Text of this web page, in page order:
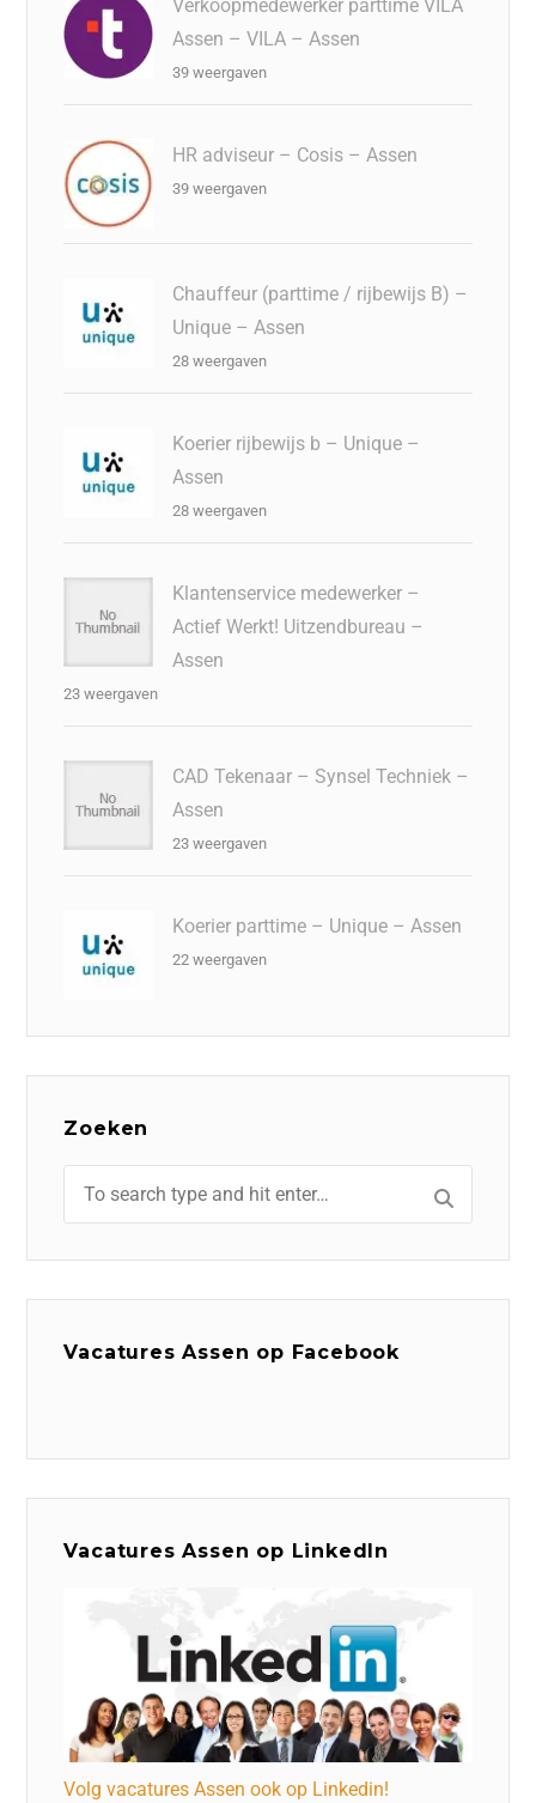
Verkoopmedewerker parttime VILA
Assen – VILA – Assen
39 weergaven
HR adviseur – Cosis – Assen
39 weergaven
Chauffeur (parttime / rijbewijs B) –
Unique – Assen
28 weergaven
Koerier rijbewijs b – Unique –
Assen
28 weergaven
Klantenservice medewerker –
Actief Werkt! Uitzendbureau –
Assen
23 weergaven
CAD Tekenaar – Synsel Techniek –
Assen
23 weergaven
Koerier parttime – Unique – Assen
22 weergaven
Zoeken
Vacatures Assen op Facebook
Vacatures Assen op LinkedIn
Volg vacatures Assen ook op Linkedin!